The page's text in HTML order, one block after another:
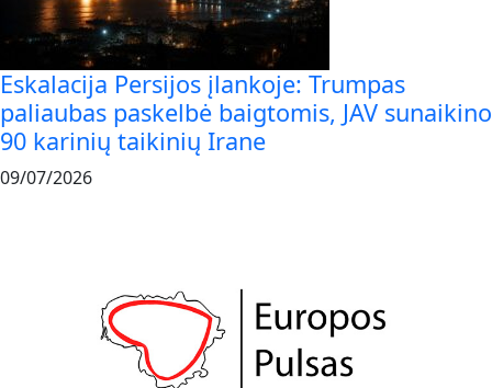
Eskalacija Persijos įlankoje: Trumpas
paliaubas paskelbė baigtomis, JAV sunaikino
90 karinių taikinių Irane
09/07/2026